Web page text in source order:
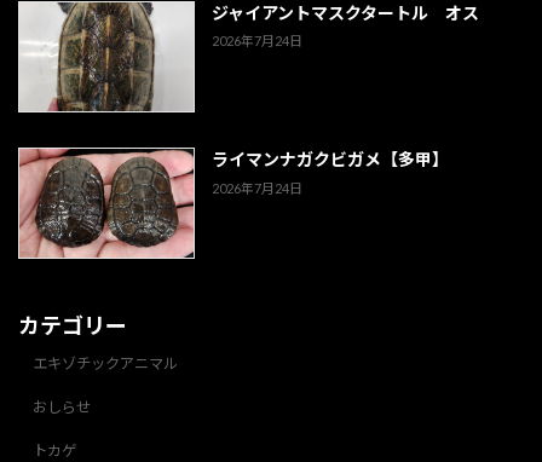
ジャイアントマスクタートル オス
2026年7月24日
ライマンナガクビガメ【多甲】
2026年7月24日
カテゴリー
エキゾチックアニマル
おしらせ
トカゲ